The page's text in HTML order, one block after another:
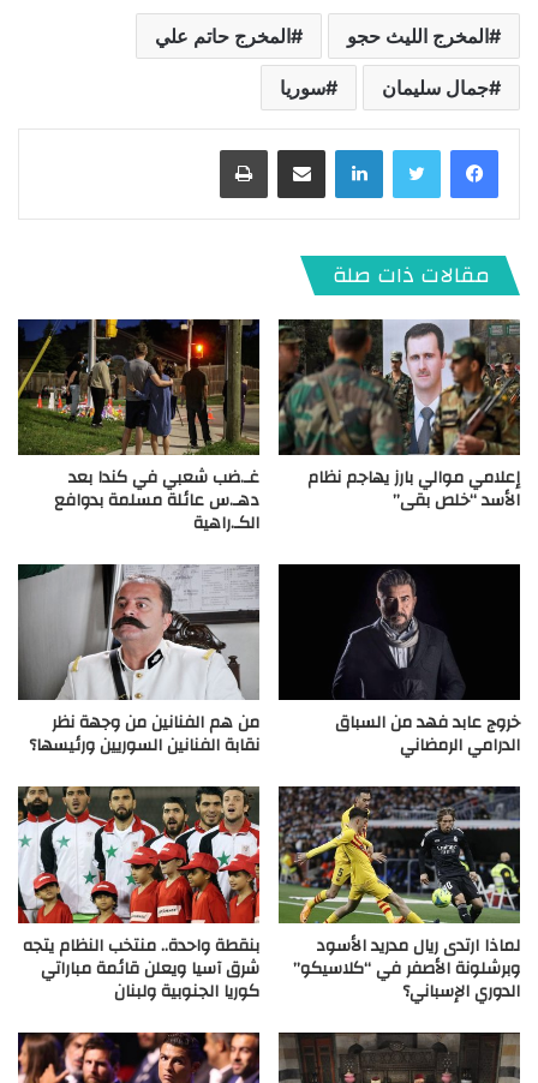
المخرج الليث حجو المخرج حاتم علي
جمال سليمان سوريا
لينكدإن
مقالات ذات صلة
إعلامي موالي بارز يهاجم نظام
الأسد “خلص بقى”
غـ.ضب شعبي في كندا بعد
دهـ.س عائلة مسلمة بدوافع
الكـ.راهية
خروج عابد فهد من السباق
الدرامي الرمضاني
من هم الفنانين من وجهة نظر
نقابة الفنانين السوريين ورئيسها؟
لماذا ارتدى ريال مدريد الأسود
وبرشلونة الأصفر في “كلاسيكو”
الدوري الإسباني؟
بنقطة واحدة.. منتخب النظام يتجه
شرق آسيا ويعلن قائمة مباراتي
كوريا الجنوبية ولبنان